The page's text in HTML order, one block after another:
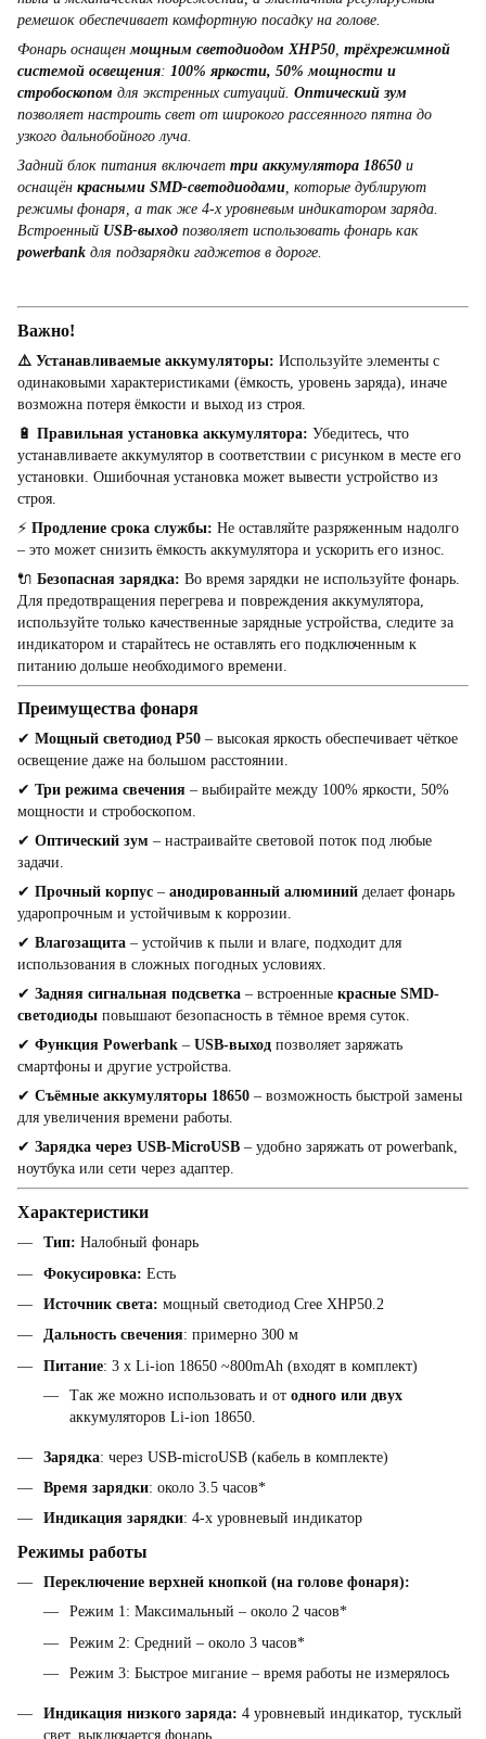
ремешок обеспечивает комфортную посадку на голове.
Фонарь оснащен мощным светодиодом XHP50 трёхрежимной
системой освещения: 100% яркости, 50% мощности и
стробоскопом для экстренных ситуаций. Оптический зум
позволяет настроить свет от широкого рассеянного пятна до
узкого дальнобойного луча.
Задний блок питания включает три аккумулятора 18650 и
оснащён красными SMD-светодиодами , которые дублируют
режимы фонаря, а так же 4-х уровневым индикатором заряда.
Встроенный USB-выход позволяет использовать фонарь как
powerbank для подзарядки гаджетов в дороге.
Важно!
⚠️ Устанавливаемые аккумуляторы: Используйте элементы с
одинаковыми характеристиками (ёмкость, уровень заряда), иначе
возможна потеря ёмкости и выход из строя.
🔋 Правильная установка аккумулятора: Убедитесь, что
устанавливаете аккумулятор в соответствии с рисунком в месте его
установки. Ошибочная установка может вывести устройство из
строя.
⚡ Продление срока службы: Не оставляйте разряженным надолго
– это может снизить ёмкость аккумулятора и ускорить его износ.
🔌 Безопасная зарядка: Во время зарядки не используйте фонарь.
Для предотвращения перегрева и повреждения аккумулятора,
используйте только качественные зарядные устройства, следите за
индикатором и старайтесь не оставлять его подключенным к
питанию дольше необходимого времени.
Преимущества фонаря
✔ Мощный светодиод P50 – высокая яркость обеспечивает чёткое
освещение даже на большом расстоянии.
✔ Три режима свечения – выбирайте между 100% яркости, 50%
мощности и стробоскопом.
✔ Оптический зум – настраивайте световой поток под любые
задачи.
✔ Прочный корпус – анодированный алюминий делает фонарь
ударопрочным и устойчивым к коррозии.
✔ Влагозащита – устойчив к пыли и влаге, подходит для
использования в сложных погодных условиях.
✔ Задняя сигнальная подсветка – встроенные красные SMD-
светодиоды повышают безопасность в тёмное время суток.
✔ Функция Powerbank – USB-выход позволяет заряжать
смартфоны и другие устройства.
✔ Съёмные аккумуляторы 18650 – возможность быстрой замены
для увеличения времени работы.
✔ Зарядка через USB-MicroUSB – удобно заряжать от powerbank,
ноутбука или сети через адаптер.
Характеристики
Тип: Налобный фонарь
Фокусировка: Есть
Источник света: мощный светодиод Cree XHP50.2
Дальность свечения: примерно 300 м
Питание: 3 x Li-ion 18650 ~800mAh (входят в комплект)
Так же можно использовать и от одного или двух
аккумуляторов Li-ion 18650.
Зарядка: через USB-microUSB (кабель в комплекте)
Время зарядки: около 3.5 часов*
Индикация зарядки: 4-х уровневый индикатор
Режимы работы
Переключение верхней кнопкой (на голове фонаря):
Режим 1: Максимальный – около 2 часов*
Режим 2: Средний – около 3 часов*
Режим 3: Быстрое мигание – время работы не измерялось
Индикация низкого заряда: 4 уровневый индикатор, тусклый
свет, выключается фонарь.